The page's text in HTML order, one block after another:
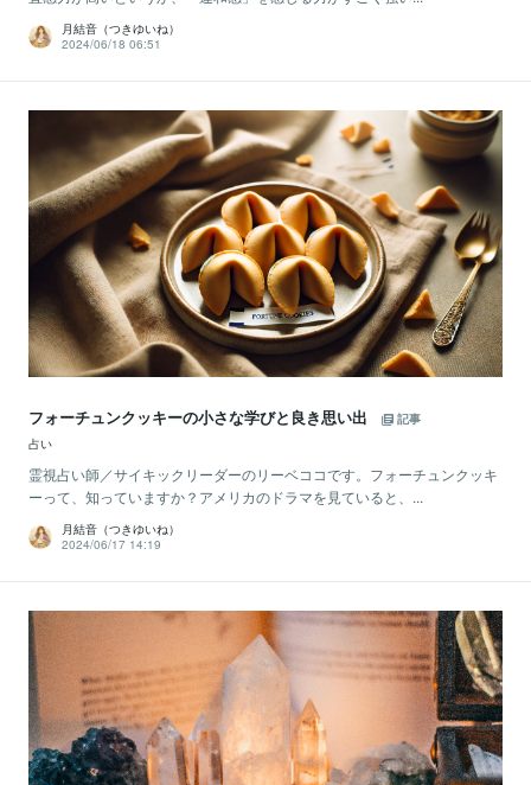
月結音（つきゆいね）
2024/06/18 06:51
フォーチュンクッキーの小さな学びと良き思い出
記事
占い
霊視占い師／サイキックリーダーのリーベココです。フォーチュンクッキ
ーって、知っていますか？アメリカのドラマを見ていると、...
月結音（つきゆいね）
2024/06/17 14:19